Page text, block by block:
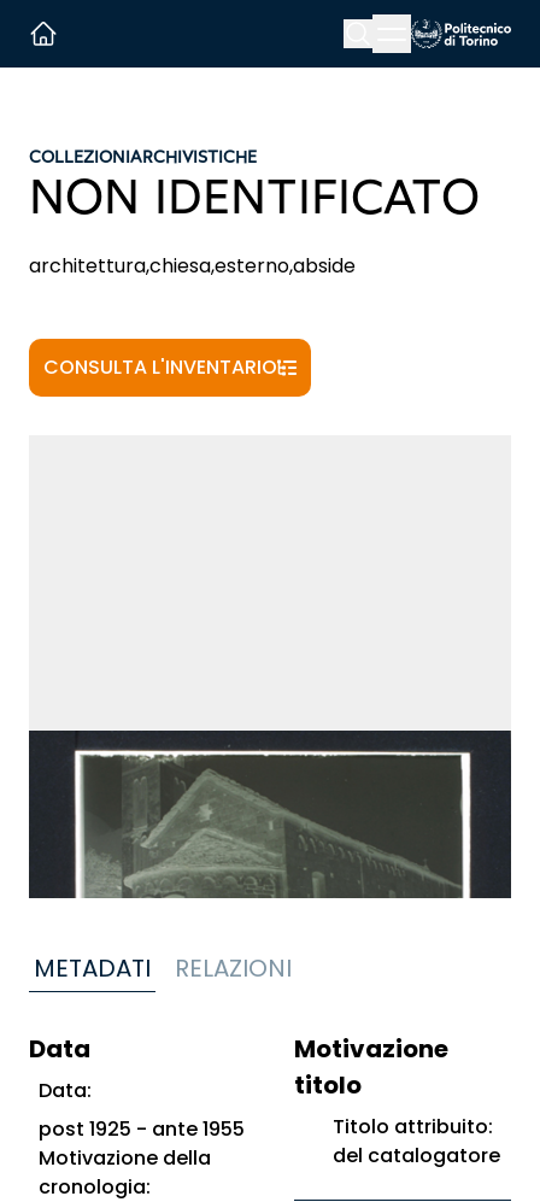
Menu button
COLLEZIONIARCHIVISTICHE
NON IDENTIFICATO
architettura,chiesa,esterno,abside
CONSULTA L'INVENTARIO
METADATI RELAZIONI
Data
Data:
post 1925 - ante 1955
Motivazione della
cronologia:
Motivazione
titolo
Titolo attribuito:
del catalogatore